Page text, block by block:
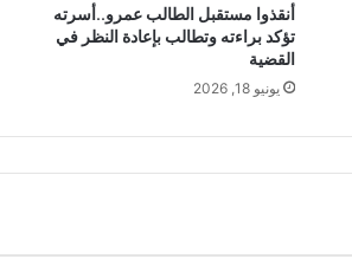
أنقذوا مستقبل الطالب عمرو..أسرته
تؤكد براءته وتطالب بإعادة النظر في
القضية
يونيو 18, 2026